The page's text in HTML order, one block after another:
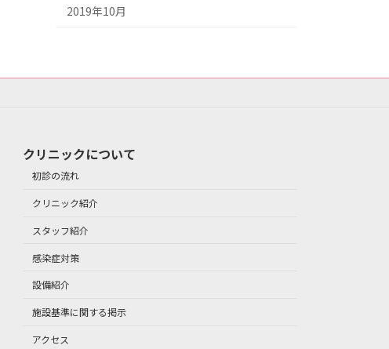
2019年10月
クリニックについて
初診の流れ
クリニック紹介
スタッフ紹介
感染症対策
設備紹介
施設基準に関する掲示
アクセス